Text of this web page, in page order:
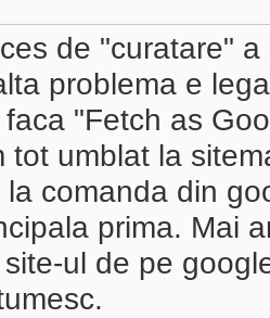
de "curatare"
problema e
"Fetch as
tot umblat la
comanda din
prima. Mai
ul de pe